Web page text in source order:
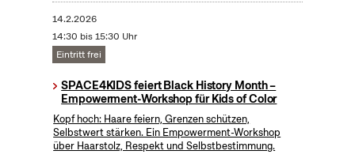
14.2.2026
14:30 bis 15:30 Uhr
Eintritt frei
SPACE4KIDS feiert Black History Month –
Empowerment-Workshop für Kids of Color
Kopf hoch: Haare feiern, Grenzen schützen,
Selbstwert stärken. Ein Empowerment-Workshop
über Haarstolz, Respekt und Selbstbestimmung.